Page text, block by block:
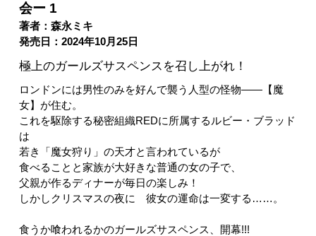
会ー 1
著者：森永ミキ
発売日：2024年10月25日
極上のガールズサスペンスを召し上がれ！
ロンドンには男性のみを好んで襲う人型の怪物――【魔
女】が住む。
これを駆除する秘密組織REDに所属するルビー・ブラッド
は
若き「魔女狩り」の天才と言われているが
食べることと家族が大好きな普通の女の子で、
父親が作るディナーが毎日の楽しみ！
しかしクリスマスの夜に 彼女の運命は一変する……。
食うか喰われるかのガールズサスペンス、開幕!!!